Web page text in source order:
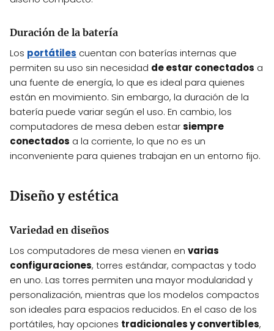
Duración de la batería
Los portátiles cuentan con baterías internas que
permiten su uso sin necesidad de estar conectados a
una fuente de energía, lo que es ideal para quienes
están en movimiento. Sin embargo, la duración de la
batería puede variar según el uso. En cambio, los
computadores de mesa deben estarsiempre
conectados a la corriente, lo que no es un
inconveniente para quienes trabajan en un entorno fijo.
Diseño y estética
Variedad en diseños
Los computadores de mesa vienen en varias
configuraciones, torres estándar, compactas y todo
en uno. Las torres permiten una mayor modularidad y
personalización, mientras que los modelos compactos
son ideales para espacios reducidos. En el caso de los
portátiles, hay opciones tradicionales y convertibles,